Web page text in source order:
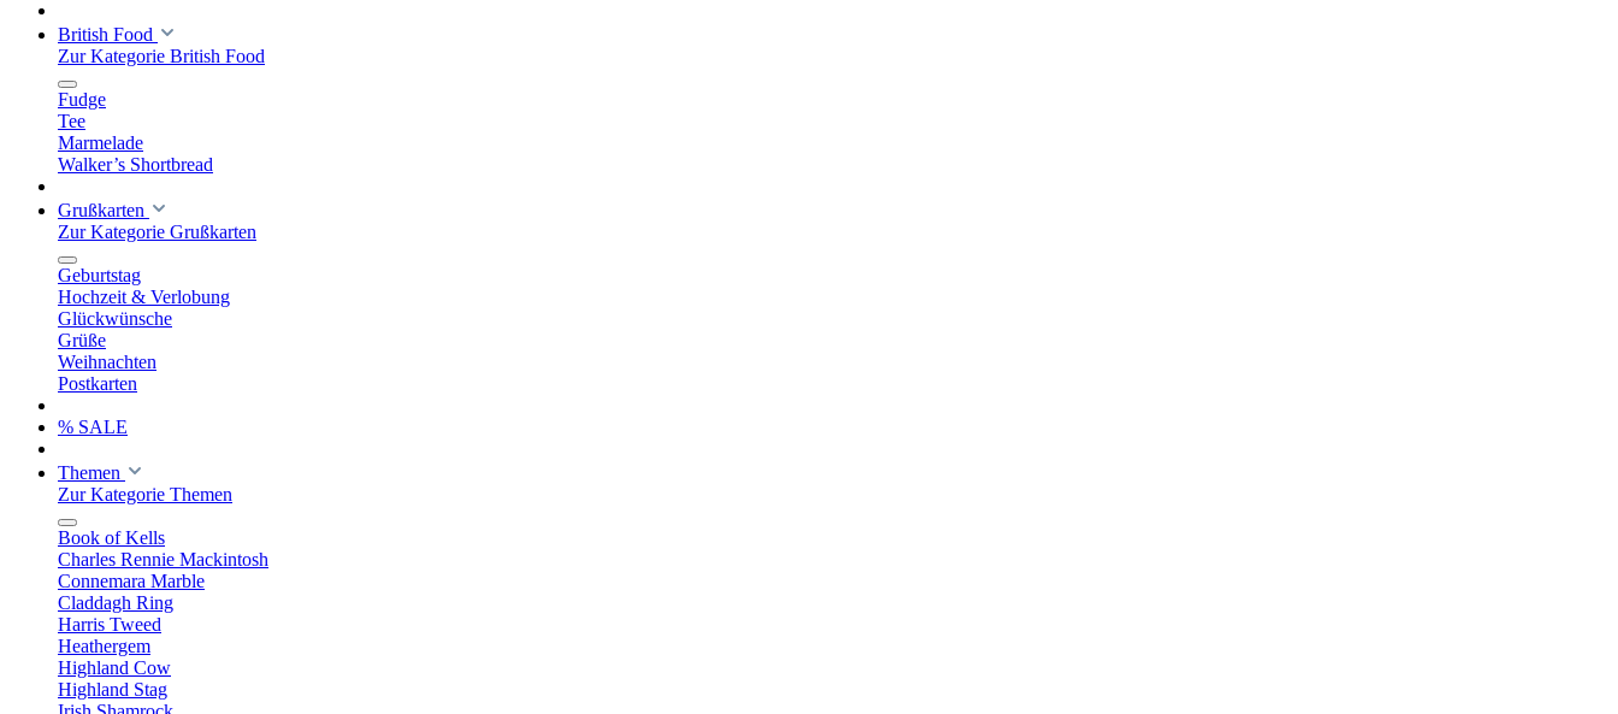
British Food
Zur Kategorie British Food
Fudge
Tee
Marmelade
Walker’s Shortbread
Grußkarten
Zur Kategorie Grußkarten
Geburtstag
Hochzeit & Verlobung
Glückwünsche
Grüße
Weihnachten
Postkarten
% SALE
Themen
Zur Kategorie Themen
Book of Kells
Charles Rennie Mackintosh
Connemara Marble
Claddagh Ring
Harris Tweed
Heathergem
Highland Cow
Highland Stag